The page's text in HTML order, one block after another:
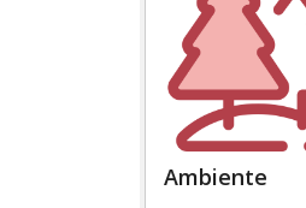
Ambiente